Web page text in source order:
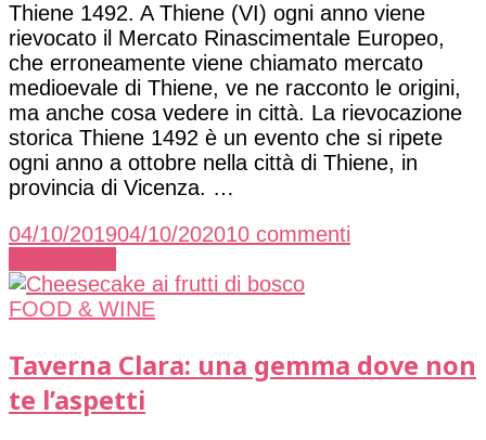
acque
smeraldo
di
Contrà
Pria
Thiene 1492. A Thiene (VI) ogni anno viene
rievocato il Mercato Rinascimentale Europeo,
che erroneamente viene chiamato mercato
medioevale di Thiene, ve ne racconto le origini,
ma anche cosa vedere in città. La rievocazione
storica Thiene 1492 è un evento che si ripete
ogni anno a ottobre nella città di Thiene, in
provincia di Vicenza. …
04/10/201904/10/202010 commenti
Europeo
FOOD & WINE
Taverna Clara: una gemma dove non
te l’aspetti